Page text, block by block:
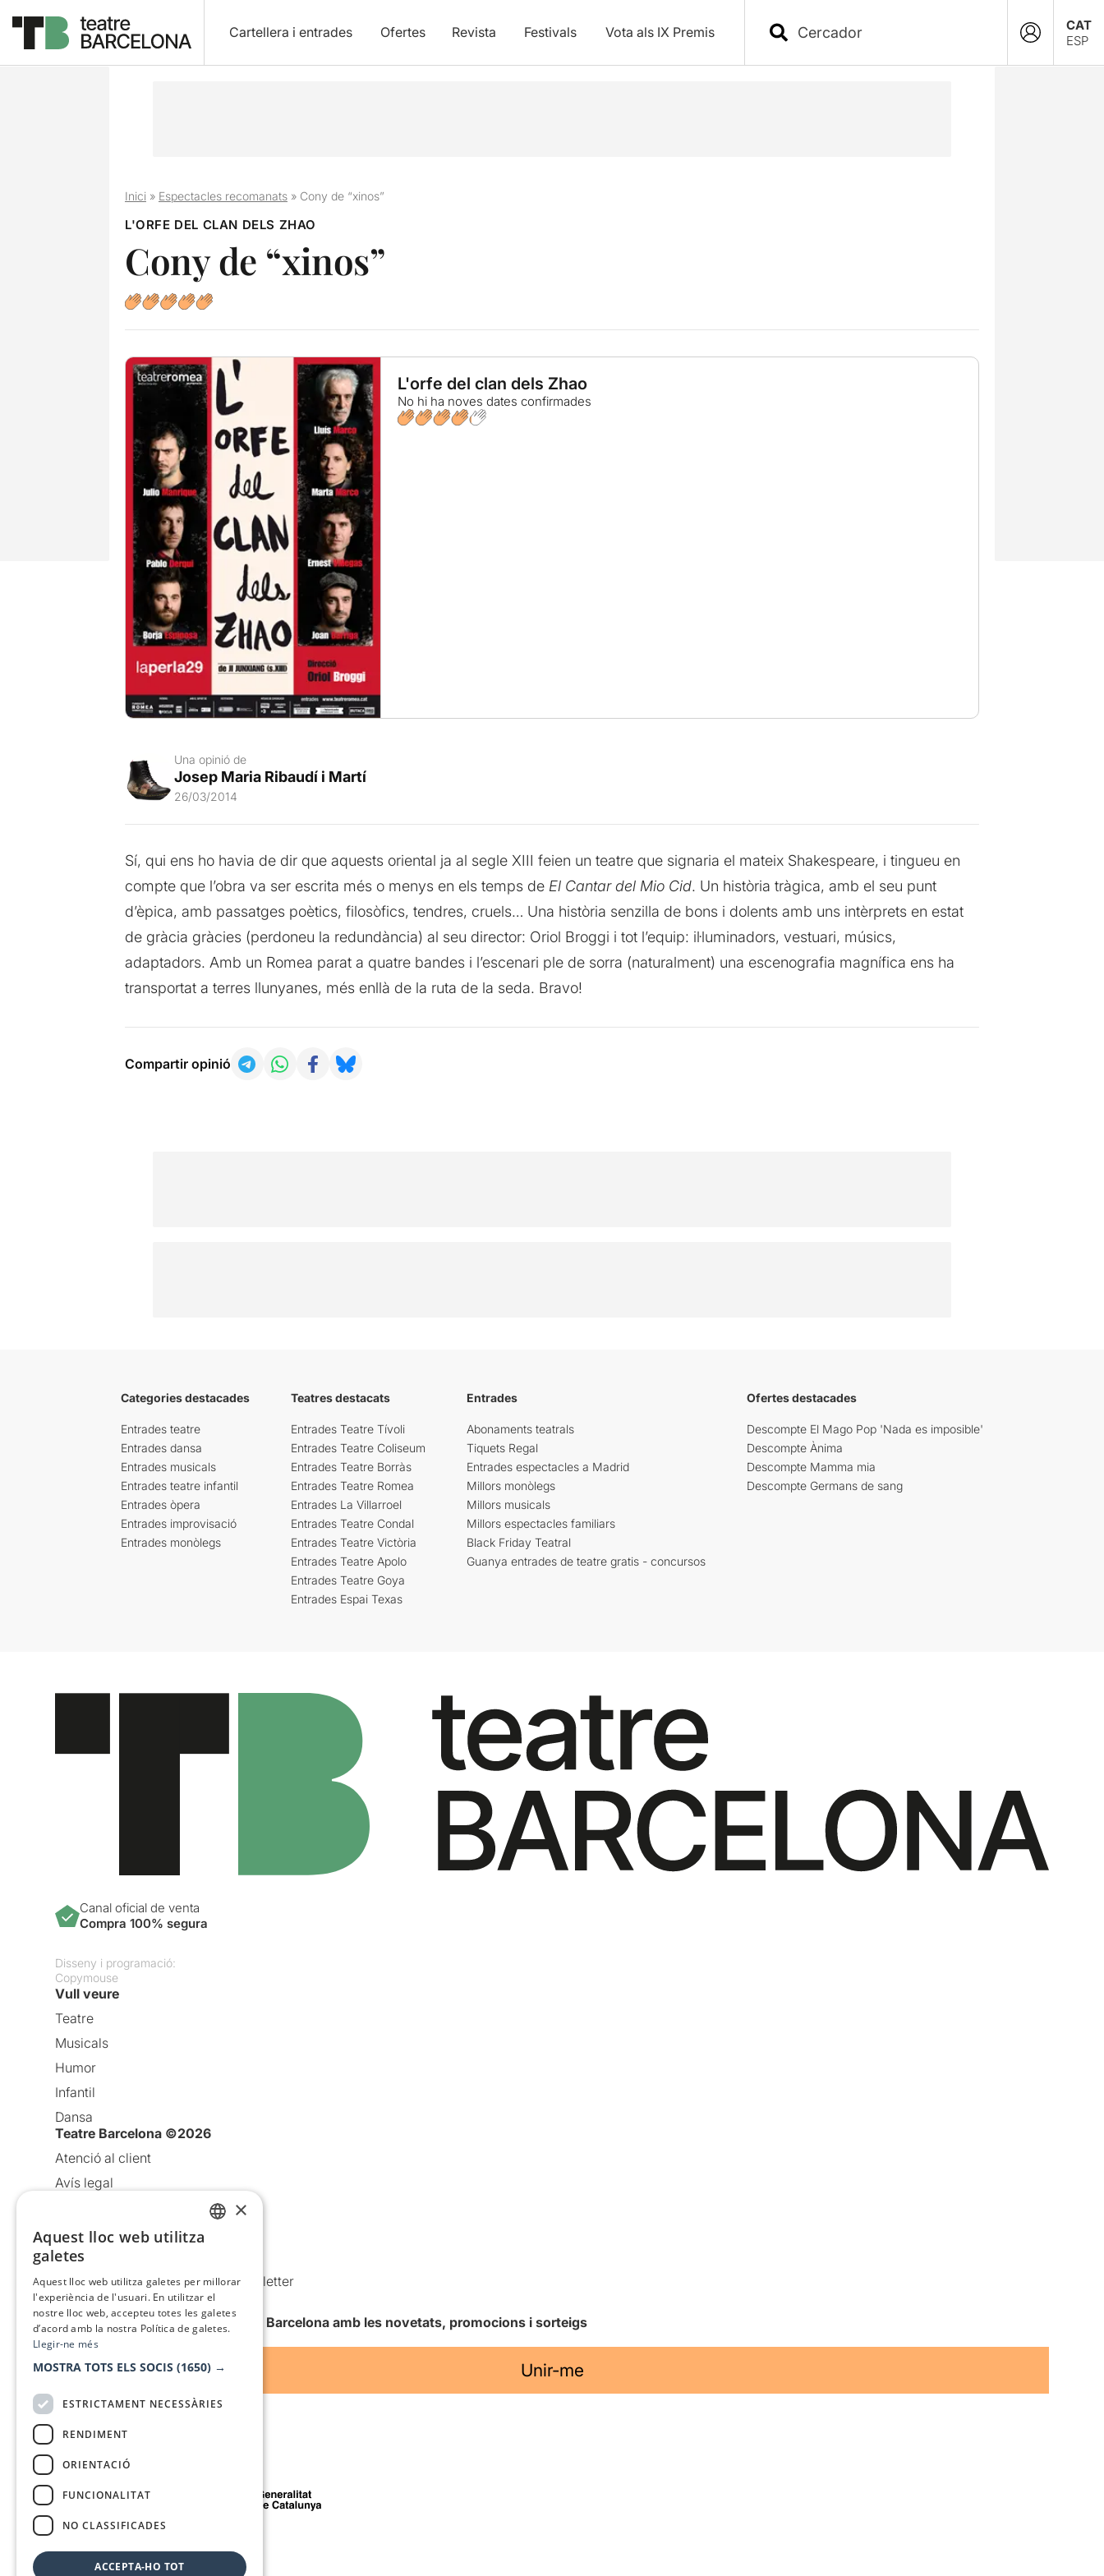
Cartellera i entrades Ofertes Revista Festivals Vota als IX Premis
CAT
ESP
Inici» Espectacles recomanats» Cony de “xinos”
L'ORFE DEL CLAN DELS ZHAO
Cony de “xinos”
L'orfe del clan dels Zhao
No hi ha noves dates confirmades
Una opinió de
Josep Maria Ribaudí i Martí
26/03/2014
Sí, qui ens ho havia de dir que aquests oriental ja al segle XIII feien un teatre que signaria el mateix Shakespeare, i tingueu en
compte que l’obra va ser escrita més o menys en els temps de El Cantar del Mio Cid. Un història tràgica, amb el seu punt
d’èpica, amb passatges poètics, filosòfics, tendres, cruels… Una història senzilla de bons i dolents amb uns intèrprets en estat
de gràcia gràcies (perdoneu la redundància) al seu director: Oriol Broggi i tot l’equip: il·luminadors, vestuari, músics,
adaptadors. Amb un Romea parat a quatre bandes i l’escenari ple de sorra (naturalment) una escenografia magnífica ens ha
transportat a terres llunyanes, més enllà de la ruta de la seda. Bravo!
Compartir opinió
Categories destacades
Entrades teatre
Entrades dansa
Entrades musicals
Entrades teatre infantil
Entrades òpera
Entrades improvisació
Entrades monòlegs
Teatres destacats
Entrades Teatre Tívoli
Entrades Teatre Coliseum
Entrades Teatre Borràs
Entrades Teatre Romea
Entrades La Villarroel
Entrades Teatre Condal
Entrades Teatre Victòria
Entrades Teatre Apolo
Entrades Teatre Goya
Entrades Espai Texas
Entrades
Abonaments teatrals
Tiquets Regal
Entrades espectacles a Madrid
Millors monòlegs
Millors musicals
Millors espectacles familiars
Black Friday Teatral
Guanya entrades de teatre gratis - concursos
Ofertes destacades
Descompte El Mago Pop 'Nada es imposible'
Descompte Ànima
Descompte Mamma mia
Descompte Germans de sang
Canal oficial de venta
Compra 100% segura
Disseny i programació:
Copymouse
Vull veure
Teatre
Musicals
Humor
Infantil
Dansa
Teatre Barcelona ©2026
Atenció al client
Avís legal
Política de cookies
Condicions d’ús
Comunicacions comercials i Newsletter
Anuncia’t
Vull rebre la newsletter de Teatre Barcelona amb les novetats, promocions i sorteigs
Unir-me
Amb el suport de
×
Aquest lloc web utilitza
galetes
Aquest lloc web utilitza galetes per millorar
l'experiència de l'usuari. En utilitzar el
nostre lloc web, accepteu totes les galetes
d’acord amb la nostra Política de galetes.
Llegir-ne més
MOSTRA TOTS ELS SOCIS (1650) →
ESTRICTAMENT NECESSÀRIES
RENDIMENT
ORIENTACIÓ
FUNCIONALITAT
NO CLASSIFICADES
ACCEPTA-HO TOT